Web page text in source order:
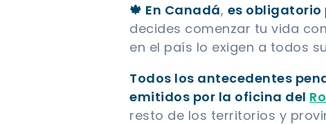
🍁 En Canadá, es obligatorio
decides comenzar tu vida
en el país lo exigen a todos
Todos los antecedentes
emitidos por la oficina del
resto de los territorios y